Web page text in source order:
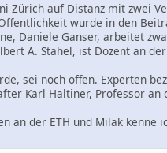
Zürich auf Distanz mit zwei
wurde in den
Daniele Ganser, arbeitet
A. Stahel, ist Dozent an
sei noch offen. Experten
Karl Haltiner, Professor an
an der ETH und Milak kenne